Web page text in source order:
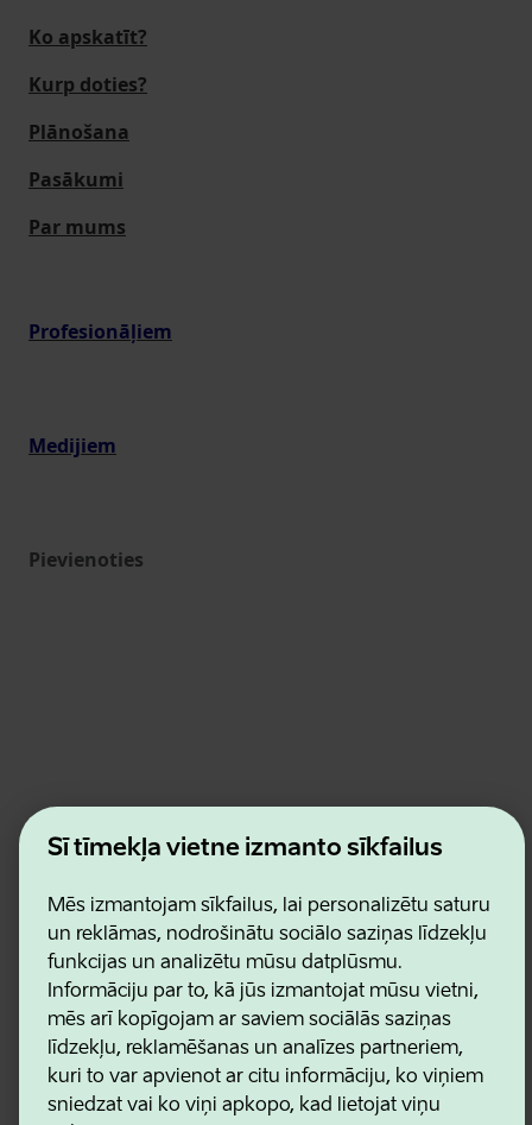
Šī tīmekļa vietne izmanto sīkfailus
Mēs izmantojam sīkfailus, lai personalizētu saturu
un reklāmas, nodrošinātu sociālo saziņas līdzekļu
funkcijas un analizētu mūsu datplūsmu.
Informāciju par to, kā jūs izmantojat mūsu vietni,
mēs arī kopīgojam ar saviem sociālās saziņas
līdzekļu, reklamēšanas un analīzes partneriem,
kuri to var apvienot ar citu informāciju, ko viņiem
sniedzat vai ko viņi apkopo, kad lietojat viņu
Ko apskatīt?
Kurp doties?
Plānošana
Pasākumi
Par mums
Profesionāļiem
Medijiem
Pievienoties
Kontakti
Lietošanas noteikumi
Sīkdatņu un konfidencialitātes politika